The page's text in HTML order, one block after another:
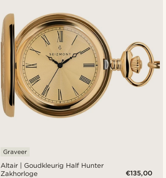
Altair | Goudkleurig Half Hunter
Zakhorloge
Graveer
€135,00